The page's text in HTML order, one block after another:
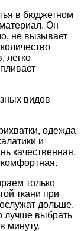
в бюджетном
Он
не вызывает
легко
видов
одежда
и
качественная,
комфортная.
только
ткани при
дольше.
лучше выбрать
минуту.